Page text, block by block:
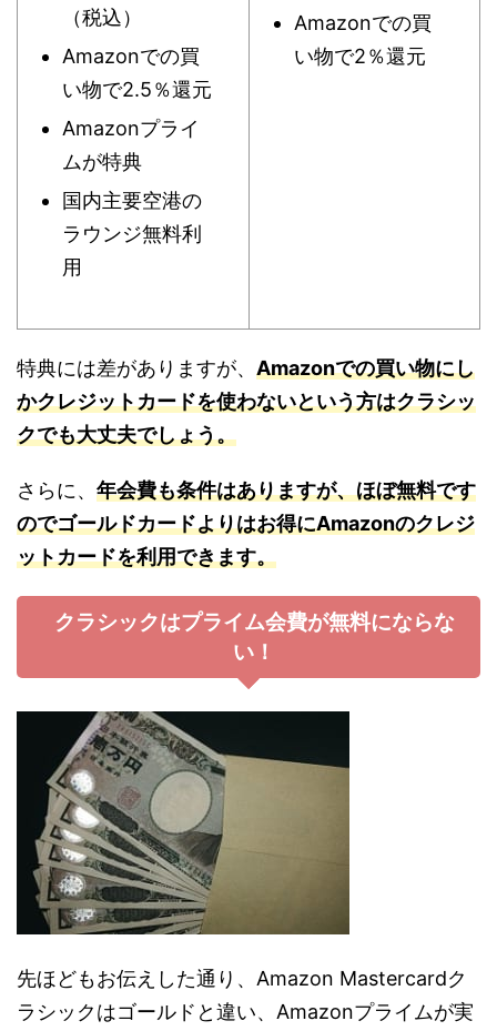
（税込）
Amazonでの買
い物で2.5％還元
Amazonプライ
ムが特典
国内主要空港の
ラウンジ無料利
用
Amazonでの買
い物で2％還元
特典には差がありますが、 Amazonでの買い物にし
かクレジットカードを使わないという方はクラシッ
クでも大丈夫でしょう。
さらに、 年会費も条件はありますが、ほぼ無料です
のでゴールドカードよりはお得にAmazonのクレジ
ットカードを利用できます。
クラシックはプライム会費が無料にならな
い！
先ほどもお伝えした通り、Amazon Mastercardク
ラシックはゴールドと違い、Amazonプライムが実